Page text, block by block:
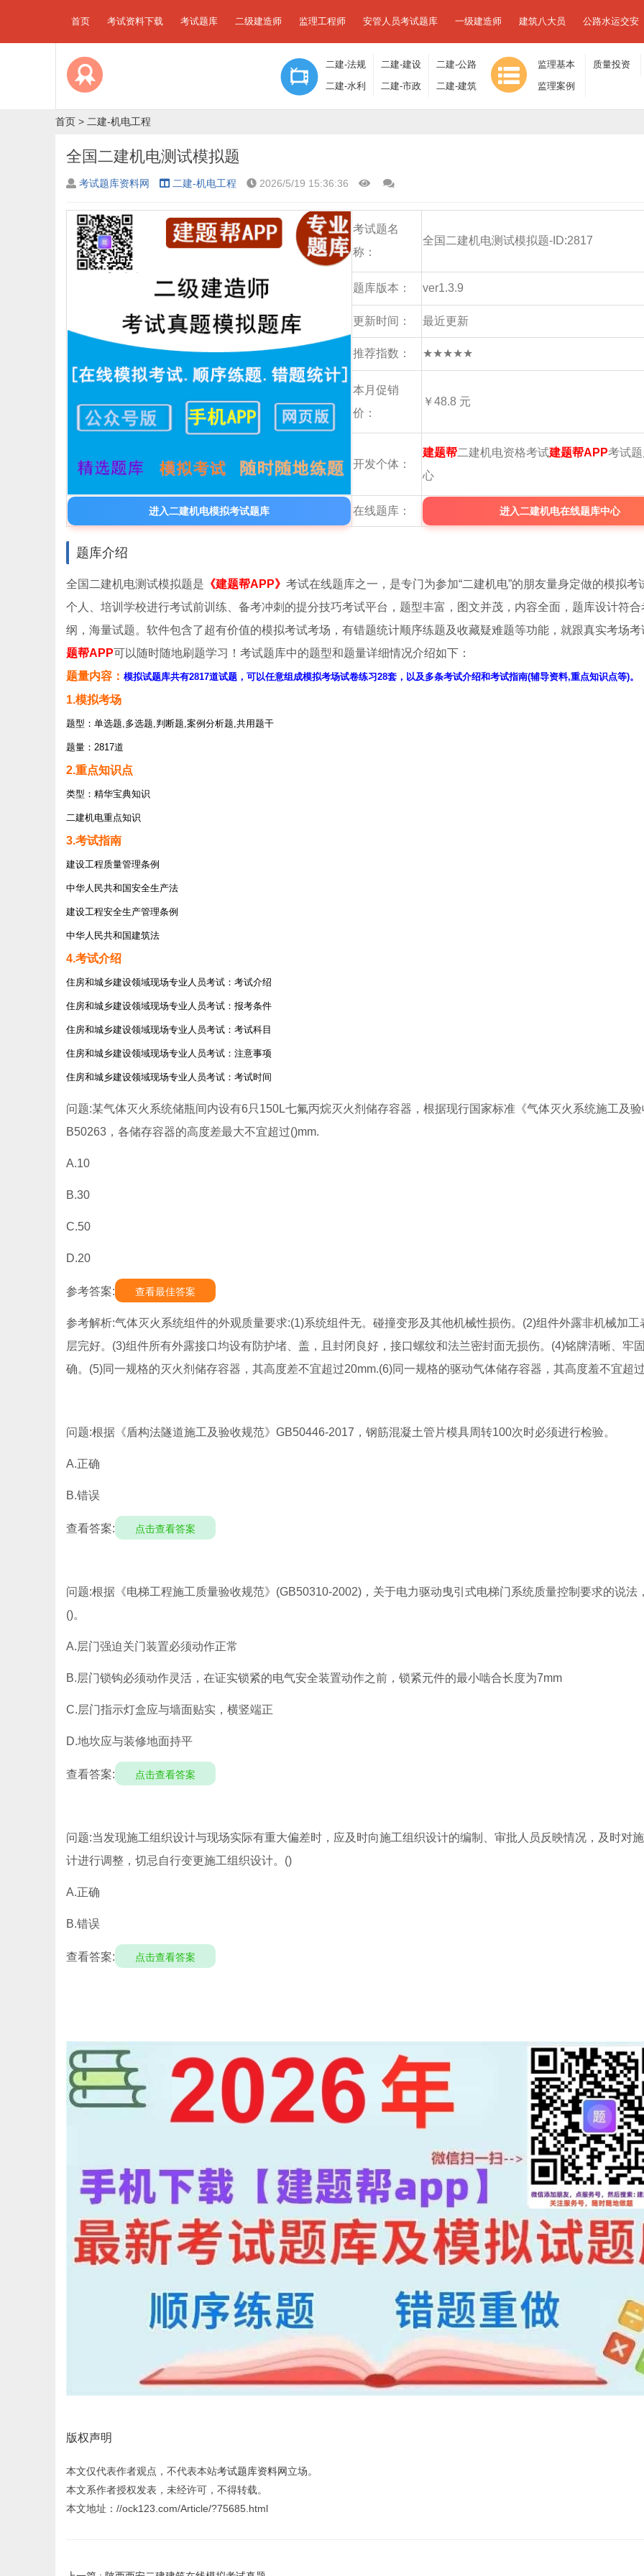
首页 考试资料下载 考试题库 二级建造师 监理工程师 安管人员考试题库 一级建造师 建筑八大员 公路水运交安
二建-法规
及相关知
识
二建-建设
工程施工
管理
二建-公路
工程
二建-水利
水电
二建-市政
工程
二建-建筑
工程
监理基本
理论与相
关法规
质量投资
监理案例
分析
首页 > 二建-机电工程
全国二建机电测试模拟题
考试题库资料网 二建-机电工程 2026/5/19 15:36:36
考试题名
称：
全国二建机电测试模拟题-ID:2817
题库版本： ver1.3.9
更新时间： 最近更新
推荐指数： ★★★★★
本月促销
价：
￥48.8 元
开发个体：
建题帮二建机电资格考试建题帮APP考试
心
进入二建机电模拟考试题库 在线题库： 进入二建机电在线题库中心
题库介绍
全国二建机电测试模拟题是 《建题帮APP》 考试在线题库之一，是专门为参加“二建机电”的朋友量身定做的模拟考
个人、培训学校进行考试前训练、备考冲刺的提分技巧考试平台，题型丰富，图文并茂，内容全面，题库设计符合
纲，海量试题。软件包含了超有价值的模拟考试考场，有错题统计顺序练题及收藏疑难题等功能，就跟真实考场考
题帮APP可以随时随地刷题学习！考试题库中的题型和题量详细情况介绍如下：
题量内容： 模拟试题库共有2817道试题，可以任意组成模拟考场试卷练习28套，以及多条考试介绍和考试指南(辅导资料,重点知识点等)。
1.模拟考场
题型：单选题,多选题,判断题,案例分析题,共用题干
题量：2817道
2.重点知识点
类型：精华宝典知识
二建机电重点知识
3.考试指南
建设工程质量管理条例
中华人民共和国安全生产法
建设工程安全生产管理条例
中华人民共和国建筑法
4.考试介绍
住房和城乡建设领域现场专业人员考试：考试介绍
住房和城乡建设领域现场专业人员考试：报考条件
住房和城乡建设领域现场专业人员考试：考试科目
住房和城乡建设领域现场专业人员考试：注意事项
住房和城乡建设领域现场专业人员考试：考试时间
问题:某气体灭火系统储瓶间内设有6只150L七氟丙烷灭火剂储存容器，根据现行国家标准《气体灭火系统施工及
B50263，各储存容器的高度差最大不宜超过()mm.
A.10
B.30
C.50
D.20
参考答案: 查看最佳答案
参考解析:气体灭火系统组件的外观质量要求:(1)系统组件无。碰撞变形及其他机械性损伤。(2)组件外露非机械加工
层完好。(3)组件所有外露接口均设有防护堵、盖，且封闭良好，接口螺纹和法兰密封面无损伤。(4)铭牌清晰、牢
确。(5)同一规格的灭火剂储存容器，其高度差不宜超过20mm.(6)同一规格的驱动气体储存容器，其高度羞不宜超
问题:根据《盾构法隧道施工及验收规范》GB50446-2017，钢筋混凝土管片模具周转100次时必须进行检验。
A.正确
B.错误
查看答案: 点击查看答案
问题:根据《电梯工程施工质量验收规范》(GB50310-2002)，关于电力驱动曳引式电梯门系统质量控制要求的说法
()。
A.层门强迫关门装置必须动作正常
B.层门锁钩必须动作灵活，在证实锁紧的电气安全装置动作之前，锁紧元件的最小啮合长度为7mm
C.层门指示灯盒应与墙面贴实，横竖端正
D.地坎应与装修地面持平
查看答案: 点击查看答案
问题:当发现施工组织设计与现场实际有重大偏差时，应及时向施工组织设计的编制、审批人员反映情况，及时对
计进行调整，切忌自行变更施工组织设计。()
A.正确
B.错误
查看答案: 点击查看答案
版权声明
本文仅代表作者观点，不代表本站考试题库资料网立场。
本文系作者授权发表，未经许可，不得转载。
本文地址：//ock123.com/Article/?75685.html